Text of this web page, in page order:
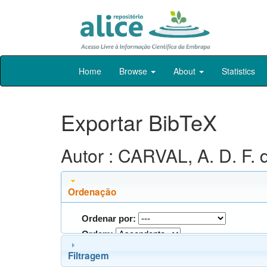
Skip
Home Browse About Statistics
Exportar BibTeX
Autor : CARVAL, A. D. F.
Ordenação
Ordenar por:
Ordem:
Filtragem